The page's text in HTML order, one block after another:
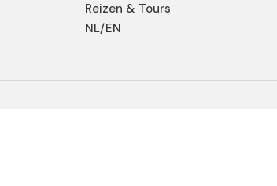
Reizen & Tours
NL/EN